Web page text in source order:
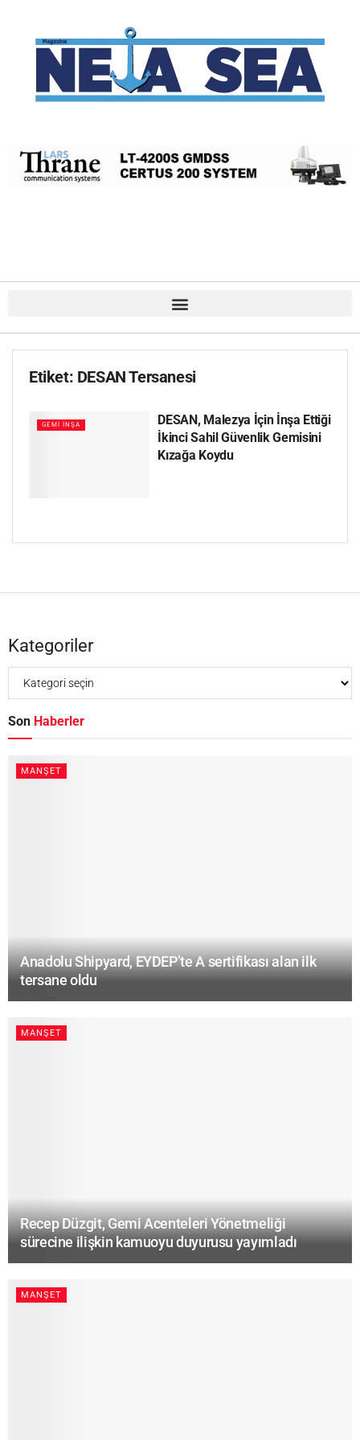
Etiket: DESAN Tersanesi
GEMI İNŞA
DESAN, Malezya İçin İnşa Ettiği
İkinci Sahil Güvenlik Gemisini
Kızağa Koydu
Kategoriler
Son Haberler
MANŞET
Anadolu Shipyard, EYDEP’te A sertifikası alan ilk
tersane oldu
MANŞET
Recep Düzgit, Gemi Acenteleri Yönetmeliği
sürecine ilişkin kamuoyu duyurusu yayımladı
MANŞET